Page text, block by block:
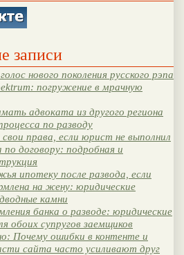
записи
нового поколения русского рэпа
погружение в мрачную
адвоката из другого региона
по разводу
права, если юрист не выполнил
по договору: подробная и
ипотеку после развода, если
на жену: юридические
камни
банка о разводе: юридические
обоих супругов заемщиков
Почему ошибки в контенте и
сайта часто усиливают друг